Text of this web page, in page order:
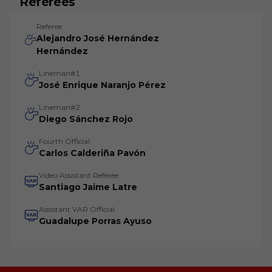
Referee
Alejandro José Hernández
Hernández
Lineman#1
José Enrique Naranjo Pérez
Lineman#2
Diego Sánchez Rojo
Fourth Official
Carlos Calderiña Pavón
Video Assistant Referee
Santiago Jaime Latre
Assistant VAR Official
Guadalupe Porras Ayuso